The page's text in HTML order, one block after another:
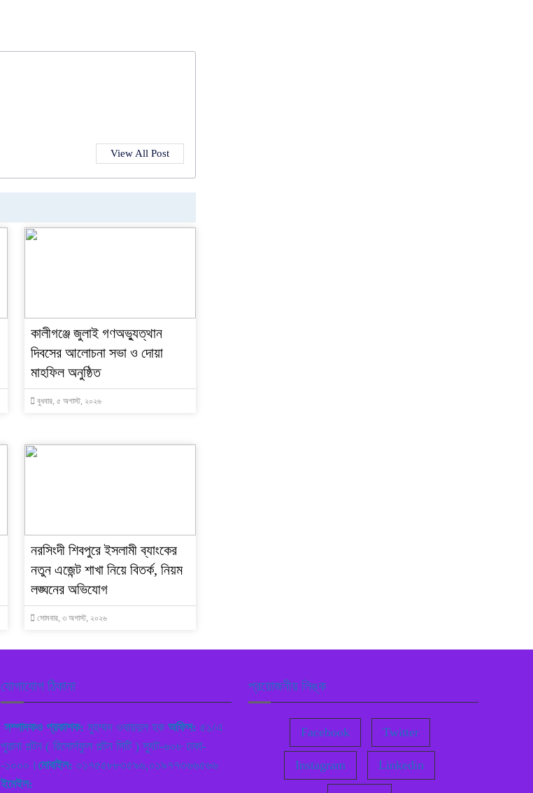
View All Post
কালীগঞ্জে জুলাই গণঅভ্যুত্থান
দিবসের আলোচনা সভা ও দোয়া
মাহফিল অনুষ্ঠিত
বুধবার, ৫ অগাস্ট, ২০২৬
নরসিংদী শিবপুরে ইসলামী ব্যাংকের
নতুন এজেন্ট শাখা নিয়ে বিতর্ক, নিয়ম
লঙ্ঘনের অভিযোগ
সোমবার, ৩ অগাস্ট, ২০২৬
যোগাযোগ ঠিকানা
সম্পাদকও প্রকাশক: মুহম্মদ ওবায়দুল হক অফিস: ৫১/এ
পুরানা পল্টন ( রিসোর্সফুল পল্টন সিটি ) স্যুট-৬০৮ ঢাকা-
-১০০০। মোবাইল: ০১৭৫৫৮৮৩৫৯৬,০১৯৭৭৩৬৬৫৬৬
ইমেইল:
প্রয়োজনীয় লিঙ্ক
Facebook Twitter
Instagram Linkedin